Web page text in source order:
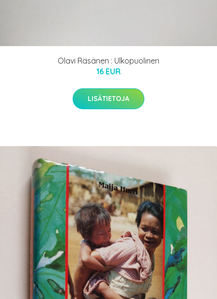
Olavi Räsänen : Ulkopuolinen
16 EUR
LISÄTIETOJA